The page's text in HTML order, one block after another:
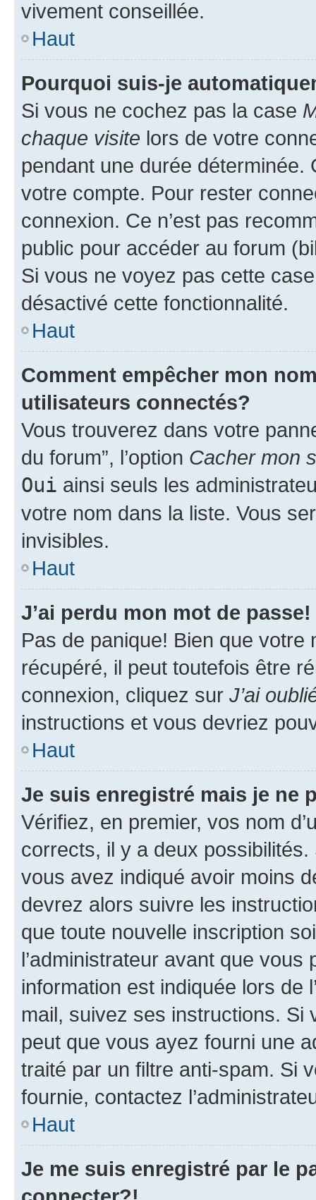
vivement conseillée.
Haut
Pourquoi suis-je
Si vous ne cochez pas la case
chaque visite lors de votre
pendant une durée déterminée.
votre compte. Pour rester
connexion. Ce n’est pas
public pour accéder au forum
Si vous ne voyez pas cette
désactivé cette fonctionnalité.
Haut
Comment empêcher mon
utilisateurs connectés?
Vous trouverez dans votre
du forum”, l’option Cacher mon
Oui ainsi seuls les
votre nom dans la liste. Vous
invisibles.
Haut
J’ai perdu mon mot de passe!
Pas de panique! Bien que
récupéré, il peut toutefois être
connexion, cliquez sur J’ai
instructions et vous devriez
Haut
Je suis enregistré mais je ne
Vérifiez, en premier, vos nom
corrects, il y a deux
vous avez indiqué avoir moins
devrez alors suivre les
que toute nouvelle inscription
l’administrateur avant que
information est indiquée lors de
mail, suivez ses instructions. Si
peut que vous ayez fourni une
traité par un filtre anti-spam. Si
fournie, contactez
Haut
Je me suis enregistré par le